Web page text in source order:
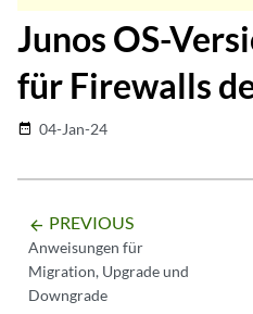
Junos OS-
für Firewalls
date_range 04-Jan-24
arrow_backward PREVIOUS
Anweisungen für
Migration, Upgrade und
Downgrade